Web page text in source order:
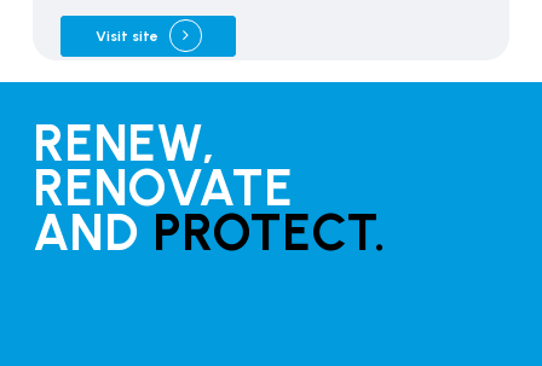
Visit site
RENEW,
RENOVATE
AND PROTECT.